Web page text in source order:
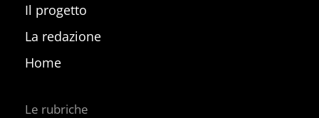
Il progetto
La redazione
Home
Le rubriche